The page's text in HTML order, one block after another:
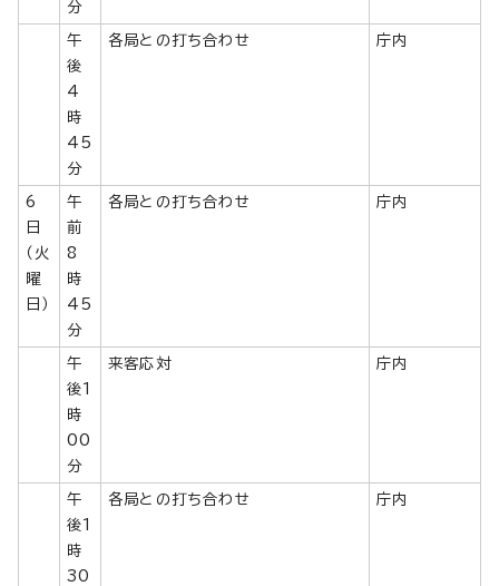
分
午
後
4
時
45
分
各局との打ち合わせ 庁内
6
日
（火
曜
日）
午
前
8
時
45
分
各局との打ち合わせ 庁内
午
後1
時
00
分
来客応対 庁内
午
後1
時
30
各局との打ち合わせ 庁内